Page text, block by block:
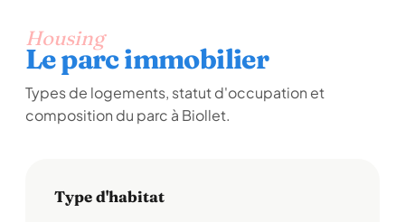
Housing
Le parc immobilier
Types de logements, statut d'occupation et
composition du parc à Biollet.
Type d'habitat